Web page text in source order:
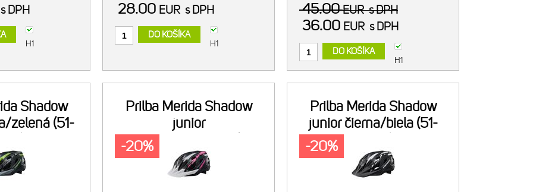
s DPH
H1
28.00 EUR s DPH
DO KOŠÍKA
H1
45.00EURs DPH
36.00 EUR s DPH
DO KOŠÍKA
H1
Shadow
zelená (51-
Prilba Merida Shadow
junior
čierna/biela/ružová (51-
56cm)
-20%
Prilba Merida Shadow
junior čierna/biela (51-
-20%